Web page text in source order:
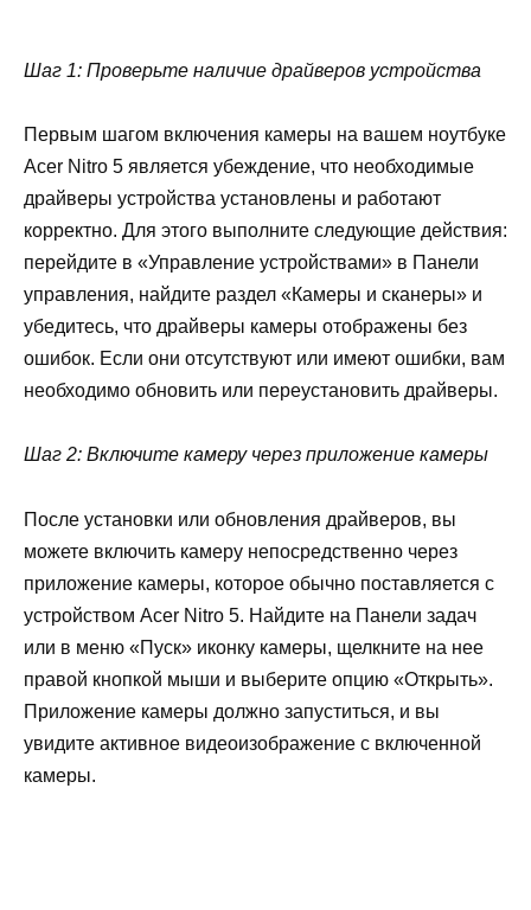
Шаг 1: Проверьте наличие драйверов устройства
Первым шагом включения камеры на вашем ноутбуке
Acer Nitro 5 является убеждение, что необходимые
драйверы устройства установлены и работают
корректно. Для этого выполните следующие действия:
перейдите в «Управление устройствами» в Панели
управления, найдите раздел «Камеры и сканеры» и
убедитесь, что драйверы камеры отображены без
ошибок. Если они отсутствуют или имеют ошибки, вам
необходимо обновить или переустановить драйверы.
Шаг 2: Включите камеру через приложение камеры
После установки или обновления драйверов, вы
можете включить камеру непосредственно через
приложение камеры, которое обычно поставляется с
устройством Acer Nitro 5. Найдите на Панели задач
или в меню «Пуск» иконку камеры, щелкните на нее
правой кнопкой мыши и выберите опцию «Открыть».
Приложение камеры должно запуститься, и вы
увидите активное видеоизображение с включенной
камеры.